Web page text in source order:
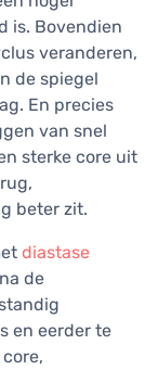
is. Bovendien
veranderen,
de spiegel
En precies
van snel
sterke core uit
beter zit.
diastase
de
en eerder te